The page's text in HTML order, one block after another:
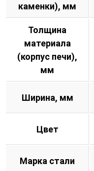
каменки), мм
Толщина
материала
(корпус печи),
мм
Ширина, мм
Цвет
Марка стали